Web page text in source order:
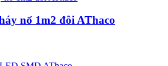
nổ 1m2 đôi AThaco